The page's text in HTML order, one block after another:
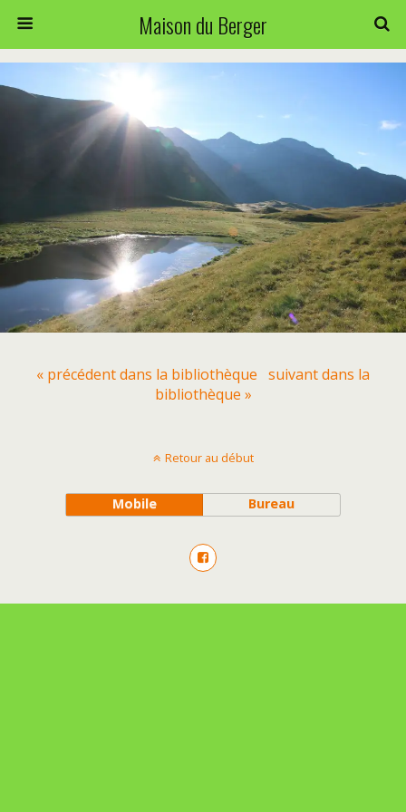
Maison du Berger
« précédent dans la bibliothèque suivant dans la
bibliothèque »
Retour au début
Mobile Bureau